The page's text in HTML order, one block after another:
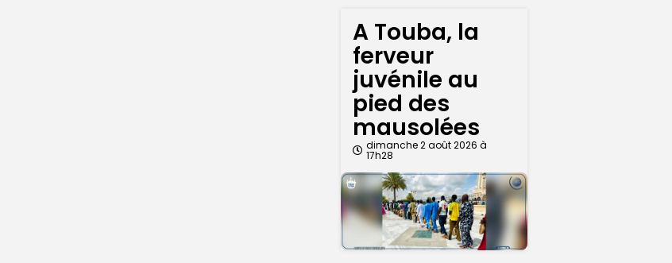
A Touba, la
ferveur
juvénile au
pied des
mausolées
dimanche 2 août 2026 à
17h28